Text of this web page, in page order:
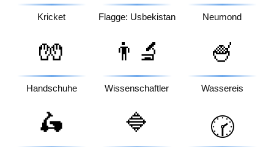
Kricket Flagge: Usbekistan Neumond
🧤
Handschuhe
👨‍🔬
Wissenschaftler
🍧
Wassereis
🛵 🔷 🕝